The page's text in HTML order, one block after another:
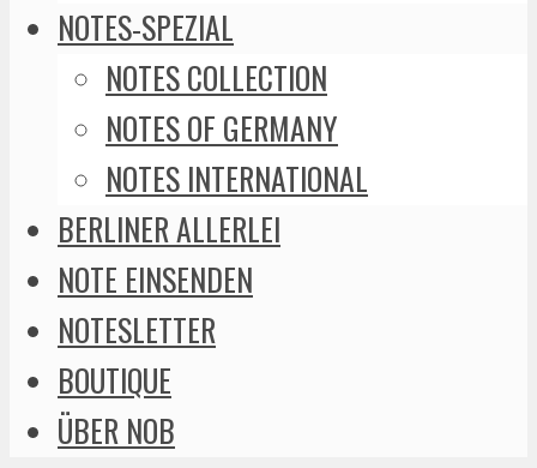
NOTES-SPEZIAL
NOTES COLLECTION
NOTES OF GERMANY
NOTES INTERNATIONAL
BERLINER ALLERLEI
NOTE EINSENDEN
NOTESLETTER
BOUTIQUE
ÜBER NOB